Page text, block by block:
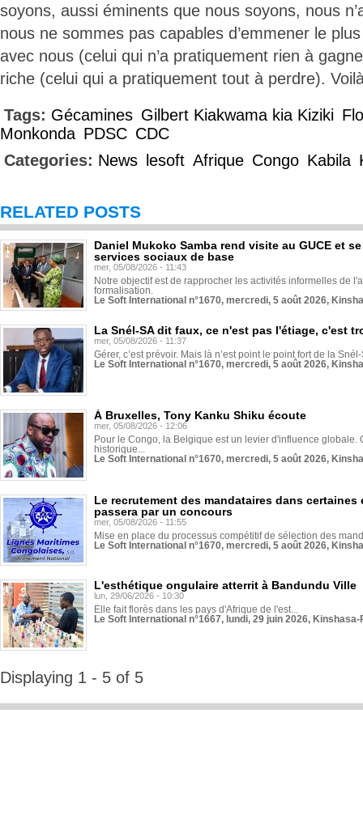
soyons, aussi éminents que nous soyons, nous
nous ne sommes pas capables d’emmener le
avec nous (celui qui n’a pratiquement rien à
riche (celui qui a pratiquement tout à perdre).
Tags: Gécamines Gilbert Kiakwama kia Kiziki
Monkonda PDSC CDC
Categories: News lesoft Afrique Congo Kabila
RELATED POSTS
Daniel Mukoko Samba rend visite au GUCE et
services sociaux de base
mer, 05/08/2026 - 11:43
Notre objectif est de rapprocher les activités informelles de
formalisation.
Le Soft International n°1670, mercredi, 5 août 2026,
La Snél-SA dit faux, ce n'est pas l'étiage, c'est
mer, 05/08/2026 - 11:37
Gérer, c’est prévoir. Mais là n’est point le point fort de la
Le Soft International n°1670, mercredi, 5 août 2026,
À Bruxelles, Tony Kanku Shiku écoute
mer, 05/08/2026 - 12:06
Pour le Congo, la Belgique est un levier d'influence globale.
historique...
Le Soft International n°1670, mercredi, 5 août 2026,
Le recrutement des mandataires dans
passera par un concours
mer, 05/08/2026 - 11:55
Mise en place du processus compétitif de sélection des
Le Soft International n°1670, mercredi, 5 août 2026,
L'esthétique ongulaire atterrit à Bandundu Ville
lun, 29/06/2026 - 10:30
Elle fait florès dans les pays d'Afrique de l'est...
Le Soft International n°1667, lundi, 29 juin 2026,
Displaying 1 - 5 of 5